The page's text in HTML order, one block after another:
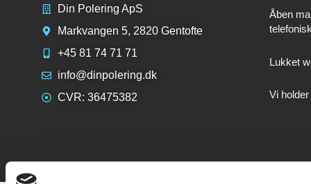
Din Polering ApS
Markvangen 5, 2820 Gentofte
+45 81 74 71 71
info@dinpolering.dk
CVR: 36475382
Åben
Lukket
Vi